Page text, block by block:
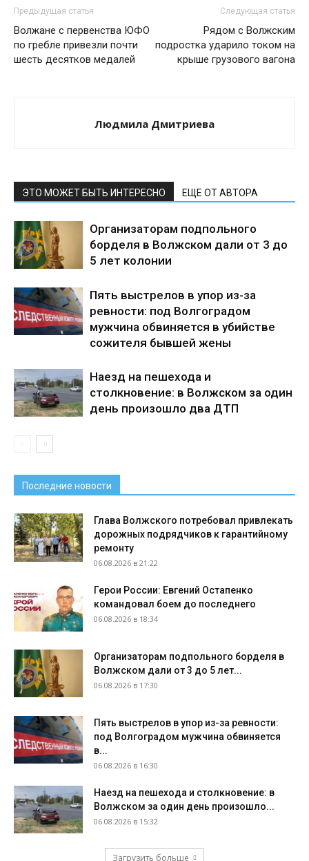
Предыдущая статья
Волжане с первенства ЮФО
по гребле привезли почти
шесть десятков медалей
Следующая статья
Рядом с Волжским
подростка ударило током на
крыше грузового вагона
Людмила Дмитриева
ЭТО МОЖЕТ БЫТЬ ИНТЕРЕСНО ЕЩЕ ОТ АВТОРА
Организаторам подпольного
борделя в Волжском дали от 3 до
5 лет колонии
Пять выстрелов в упор из-за
ревности: под Волгоградом
мужчина обвиняется в убийстве
сожителя бывшей жены
Наезд на пешехода и
столкновение: в Волжском за один
день произошло два ДТП
Последние новости
Глава Волжского потребовал привлекать
дорожных подрядчиков к гарантийному
ремонту
06.08.2026 в 21:22
Герои России: Евгений Остапенко
командовал боем до последнего
06.08.2026 в 18:34
Организаторам подпольного борделя в
Волжском дали от 3 до 5 лет...
06.08.2026 в 17:30
Пять выстрелов в упор из-за ревности:
под Волгоградом мужчина обвиняется
в...
06.08.2026 в 16:30
Наезд на пешехода и столкновение: в
Волжском за один день произошло...
06.08.2026 в 15:32
Загрузить больше